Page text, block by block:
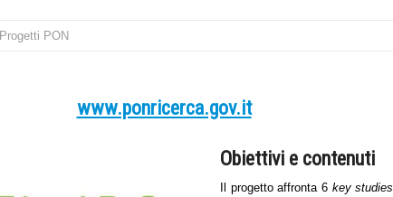
Progetti PON
www.ponricerca.gov.it
Obiettivi e contenuti
Il progetto affronta 6 key studies